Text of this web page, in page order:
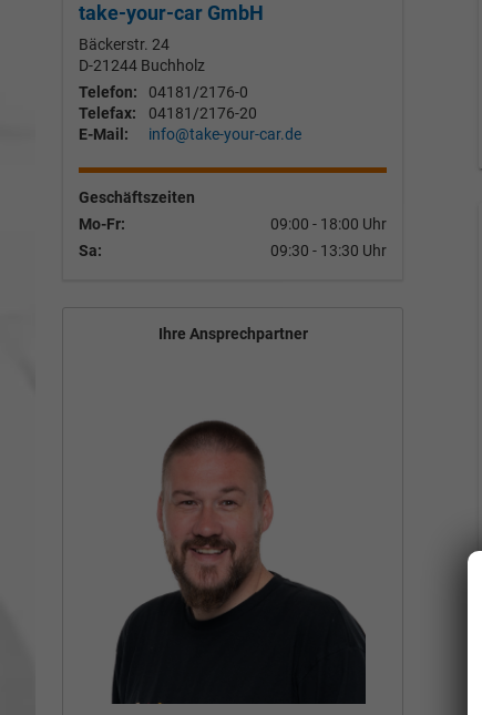
take-your-car GmbH
Bäckerstr. 24
D-21244 Buchholz
Telefon:
04181/2176-0
Telefax:
04181/2176-20
E-Mail:
info@take-your-car.de
Geschäftszeiten
Mo-Fr:
09:00 - 18:00 Uhr
Sa:
09:30 - 13:30 Uhr
Ihre Ansprechpartner